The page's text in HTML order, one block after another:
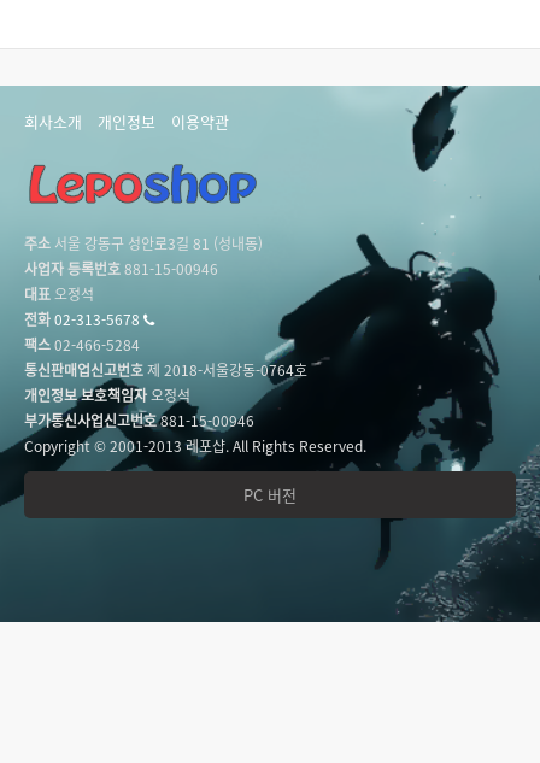
회사소개 개인정보 이용약관
주소 서울 강동구 성안로3길 81 (성내동)
사업자 등록번호881-15-00946
대표오정석
전화02-313-5678
팩스02-466-5284
통신판매업신고번호제 2018-서울강동-0764호
개인정보 보호책임자오정석
부가통신사업신고번호881-15-00946
Copyright © 2001-2013 레포샵. All Rights Reserved.
PC 버전